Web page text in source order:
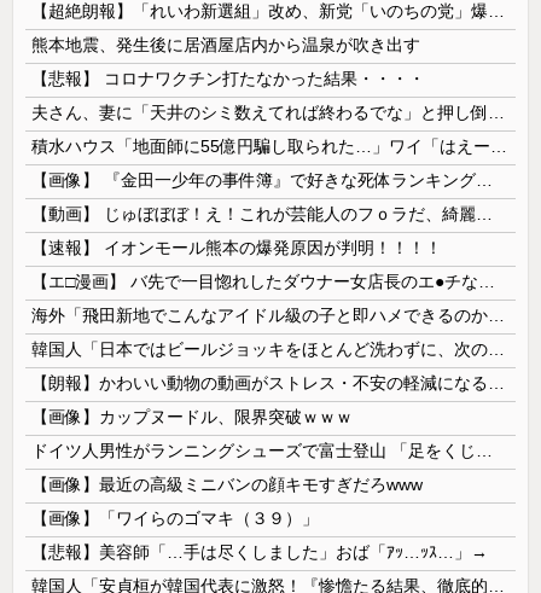
熊本地震、発生後に居酒屋店内から温泉が吹き出す
【悲報】 コロナワクチン打たなかった結果・・・・
【速報】 イオンモール熊本の爆発原因が判明！！！！
【画像】カップヌードル、限界突破ｗｗｗ
【画像】最近の高級ミニバンの顔キモすぎだろwww
【画像】「ワイらのゴマキ（３９）」
【悲報】美容師「…手は尽くしました」おば「ｱｯ…ｯｽ…」→